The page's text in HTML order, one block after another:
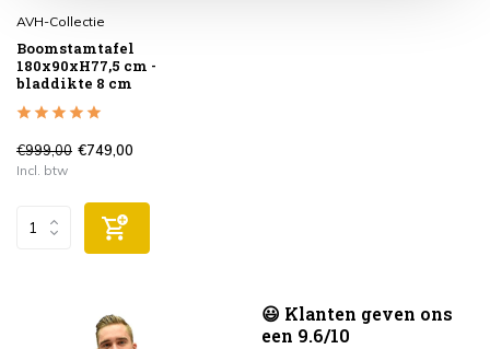
AVH-Collectie
Boomstamtafel
180x90xH77,5 cm -
bladdikte 8 cm
€999,00 €749,00
Incl. btw
😃 Klanten geven ons
een 9.6/10